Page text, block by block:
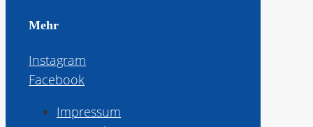
Mehr
Instagram
Facebook
Impressum